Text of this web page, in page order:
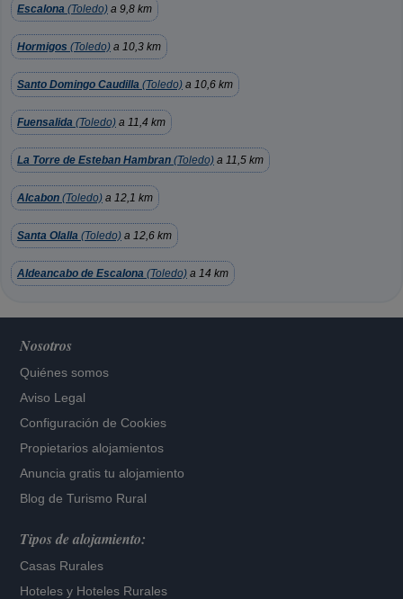
Escalona (Toledo) a 9,8 km
Hormigos (Toledo) a 10,3 km
Santo Domingo Caudilla (Toledo) a 10,6 km
Fuensalida (Toledo) a 11,4 km
La Torre de Esteban Hambran (Toledo) a 11,5 km
Alcabon (Toledo) a 12,1 km
Santa Olalla (Toledo) a 12,6 km
Aldeancabo de Escalona (Toledo) a 14 km
Nosotros
Quiénes somos
Aviso Legal
Configuración de Cookies
Propietarios alojamientos
Anuncia gratis tu alojamiento
Blog de Turismo Rural
Tipos de alojamiento:
Casas Rurales
Hoteles y Hoteles Rurales